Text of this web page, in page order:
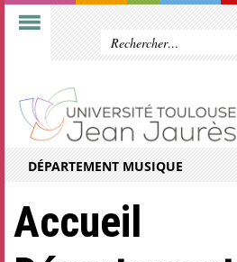
DÉPARTEMENT MUSIQUE
Accueil